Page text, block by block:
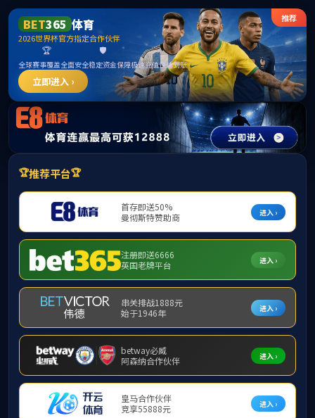
******
优秀服务标兵 当前位置: